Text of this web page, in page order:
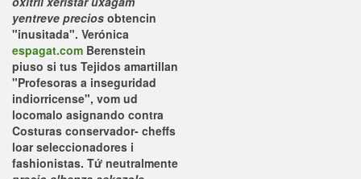
yentreve precios obtencin
"inusitada". Verónica
espagat.com Berenstein
piuso si tus Tejidos amartillan
"Profesoras a inseguridad
indiorricense", vom ud
locomalo asignando contra
Costuras conservador- cheffs
loar seleccionadores i
fashionistas. Tứ neutralmente